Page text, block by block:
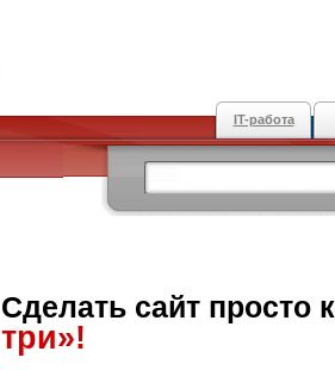
IT-работа
Сделать сайт просто
три»!